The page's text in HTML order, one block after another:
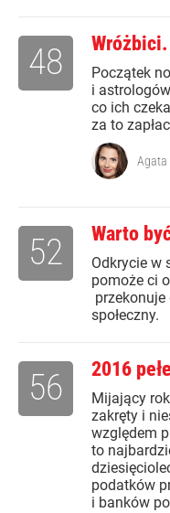
Wróżbici.
Początek
i
co ich
za to
48
Agata
Warto
Odkrycie w
pomoże ci
społeczny.
52
2016
Mijający
zakręty i
względem
to
podatków
i banków
56